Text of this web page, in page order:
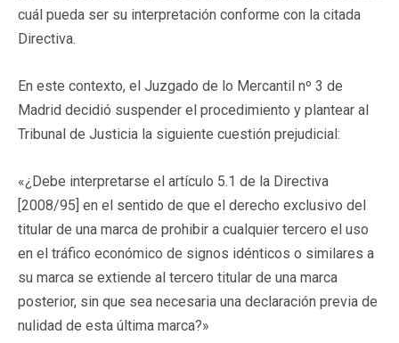
cuál pueda ser su interpretación conforme con la citada
Directiva.
En este contexto, el Juzgado de lo Mercantil nº 3 de
Madrid decidió suspender el procedimiento y plantear al
Tribunal de Justicia la siguiente cuestión prejudicial:
«¿Debe interpretarse el artículo 5.1 de la Directiva
[2008/95] en el sentido de que el derecho exclusivo del
titular de una marca de prohibir a cualquier tercero el uso
en el tráfico económico de signos idénticos o similares a
su marca se extiende al tercero titular de una marca
posterior, sin que sea necesaria una declaración previa de
nulidad de esta última marca?»